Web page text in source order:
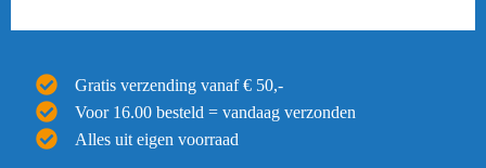
Gratis verzending vanaf € 50,-
Voor 16.00 besteld = vandaag verzonden
Alles uit eigen voorraad